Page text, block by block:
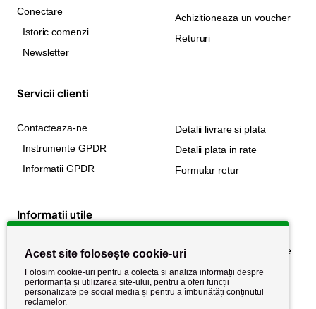
Conectare
Istoric comenzi
Newsletter
Achizitioneaza un voucher
Retururi
Servicii clienti
Contacteaza-ne
Instrumente GPDR
Informatii GPDR
Detalii livrare si plata
Detalii plata in rate
Formular retur
Informatii utile
Despre noi
Stiri si noutati
Politica de cookie
Politica de confidențialitate
Politica de retur
Termeni si conditii
Acest site folosește cookie-uri
Folosim cookie-uri pentru a colecta si analiza informații despre
performanța și utilizarea site-ului, pentru a oferi funcții
personalizate pe social media și pentru a îmbunătăți conținutul
reclamelor.